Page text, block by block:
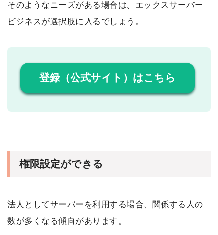
そのようなニーズがある場合は、エックスサーバー
ビジネスが選択肢に入るでしょう。
登録（公式サイト）はこちら
権限設定ができる
法人としてサーバーを利用する場合、関係する人の
数が多くなる傾向があります。